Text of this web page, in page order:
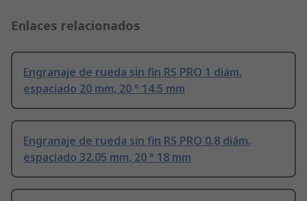
Enlaces relacionados
Engranaje de rueda sin fin RS PRO 1 diám.
espaciado 20 mm, 20 ° 14.5 mm
Engranaje de rueda sin fin RS PRO 0.8 diám.
espaciado 32.05 mm, 20 ° 18 mm